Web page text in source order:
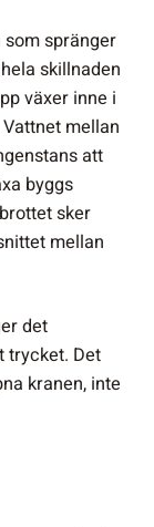
spränger
skillnaden
växer inne i
mellan
att
byggs
sker
mellan
det
trycket. Det
kranen, inte